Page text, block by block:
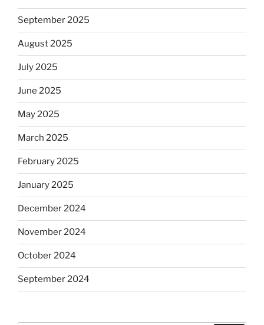
September 2025
August 2025
July 2025
June 2025
May 2025
March 2025
February 2025
January 2025
December 2024
November 2024
October 2024
September 2024